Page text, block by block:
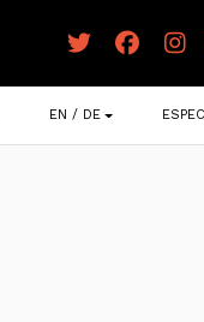
EN / DE